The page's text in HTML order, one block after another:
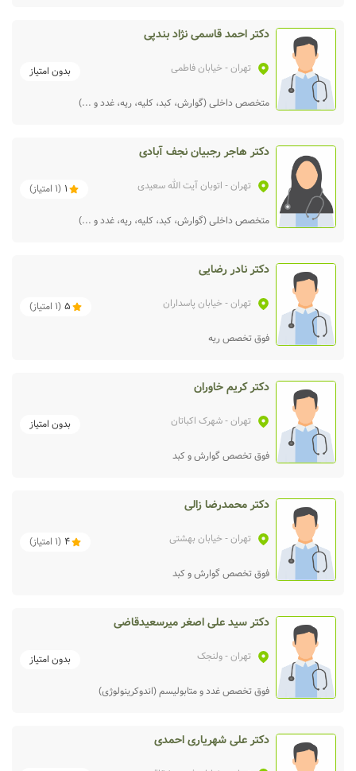
دکتر احمد قاسمی نژاد بندپی
تهران- خیابان فاطمی بدون امتیاز
متخصص داخلی (گوارش، کبد، کلیه، ریه، غدد و ...)
دکتر هاجر رجبیان نجف آبادی
تهران- اتوبان آيت الله سعيدی 1
(
1 امتیاز)
متخصص داخلی (گوارش، کبد، کلیه، ریه، غدد و ...)
دکتر نادر رضایی
تهران- خیابان پاسداران 5
(
1 امتیاز)
فوق تخصص ریه
دکتر کریم خاوران
تهران- شهرک اکباتان بدون امتیاز
فوق تخصص گوارش و کبد
دکتر محمدرضا زالی
تهران- خیابان بهشتی 4
(
1 امتیاز)
فوق تخصص گوارش و کبد
دکتر سید علی اصغر میرسعیدقاضی
تهران- ولنجک بدون امتیاز
فوق تخصص غدد و متابولیسم (اندوکرینولوژی)
دکتر علی شهریاری احمدی